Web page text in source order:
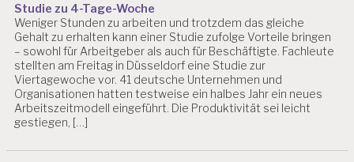
B
E
A
T
U
N
G
D
Studie zu 4-Tage-Woche
Weniger Stunden zu arbeiten und trotzdem das gleiche
Gehalt zu erhalten kann einer Studie zufolge Vorteile bringen
– sowohl für Arbeitgeber als auch für Beschäftigte. Fachleute
stellten am Freitag in Düsseldorf eine Studie zur
Viertagewoche vor. 41 deutsche Unternehmen und
Organisationen hatten testweise ein halbes Jahr ein neues
Arbeitszeitmodell eingeführt. Die Produktivität sei leicht
gestiegen, […]